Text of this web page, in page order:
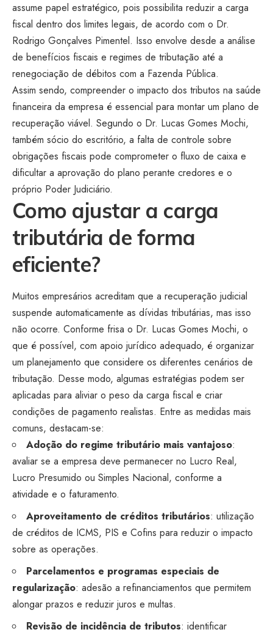
assume papel estratégico, pois possibilita reduzir a carga
fiscal dentro dos limites legais, de acordo com o Dr.
Rodrigo Gonçalves Pimentel. Isso envolve desde a análise
de benefícios fiscais e regimes de tributação até a
renegociação de débitos com a Fazenda Pública.
Assim sendo, compreender o impacto dos tributos na saúde
financeira da empresa é essencial para montar um plano de
recuperação viável. Segundo o Dr. Lucas Gomes Mochi,
também sócio do escritório, a falta de controle sobre
obrigações fiscais pode comprometer o fluxo de caixa e
dificultar a aprovação do plano perante credores e o
próprio Poder Judiciário.
Como ajustar a carga
tributária de forma
eficiente?
Muitos empresários acreditam que a recuperação judicial
suspende automaticamente as dívidas tributárias, mas isso
não ocorre. Conforme frisa o Dr. Lucas Gomes Mochi, o
que é possível, com apoio jurídico adequado, é organizar
um planejamento que considere os diferentes cenários de
tributação. Desse modo, algumas estratégias podem ser
aplicadas para aliviar o peso da carga fiscal e criar
condições de pagamento realistas. Entre as medidas mais
comuns, destacam-se:
Adoção do regime tributário mais vantajoso:
avaliar se a empresa deve permanecer no Lucro Real,
Lucro Presumido ou Simples Nacional, conforme a
atividade e o faturamento.
Aproveitamento de créditos tributários: utilização
de créditos de ICMS, PIS e Cofins para reduzir o impacto
sobre as operações.
Parcelamentos e programas especiais de
regularização: adesão a refinanciamentos que permitem
alongar prazos e reduzir juros e multas.
Revisão de incidência de tributos: identificar